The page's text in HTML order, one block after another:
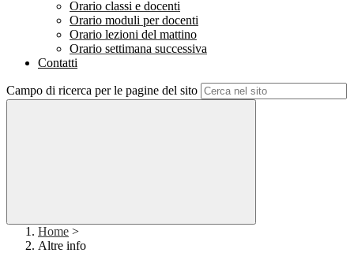
Orario classi e docenti
Orario moduli per docenti
Orario lezioni del mattino
Orario settimana successiva
Contatti
Campo di ricerca per le pagine del sito
Home >
Altre info